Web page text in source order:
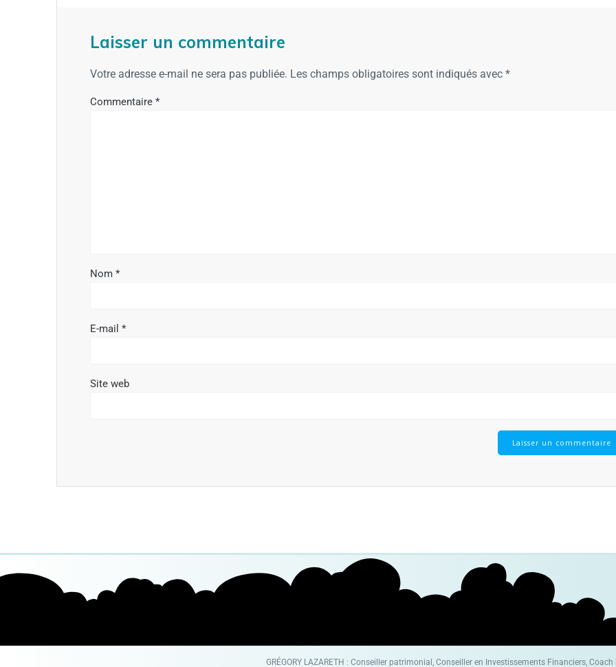
Laisser un commentaire
Votre adresse e-mail ne sera pas publiée. Les champs obligatoires sont indiqués avec*
Commentaire*
Nom*
E-mail*
Site web
GRÉGORY LAZARETH : Conseiller patrimonial, Conseiller en Investissements Financiers,